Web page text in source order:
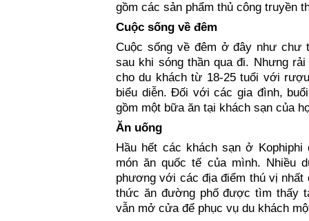
gồm các sản phẩm thủ công truyền
Cuộc sống về đêm
Cuộc sống về đêm ở đây như
sau khi sóng thần qua đi. Nhưng
cho du khách từ 18-25 tuổi với
biểu diễn. Đối với các gia đình,
gồm một bữa ăn tại khách sạn của
Ăn uống
Hầu hết các khách sạn ở
món ăn quốc tế của mình. Nhiều
phương với các địa điểm thú vị
thức ăn đường phố được tìm thấy
vẫn mở cửa để phục vụ du khách